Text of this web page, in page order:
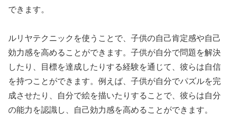
できます。
ルリヤテクニックを使うことで、子供の自己肯定感や自己
効力感を高めることができます。子供が自分で問題を解決
したり、目標を達成したりする経験を通じて、彼らは自信
を持つことができます。例えば、子供が自分でパズルを完
成させたり、自分で絵を描いたりすることで、彼らは自分
の能力を認識し、自己効力感を高めることができます。